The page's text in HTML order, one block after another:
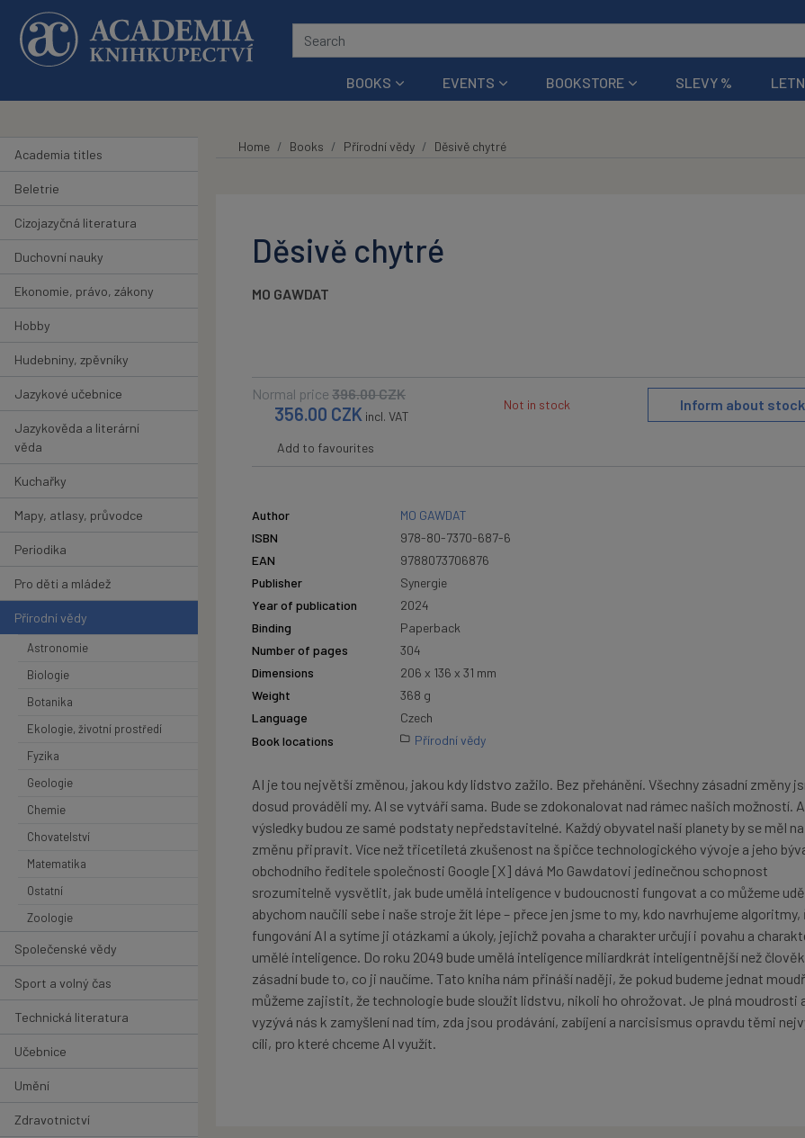
Skip to main content
BOOKS EVENTS BOOKSTORE SLEVY %
Academia titles
Beletrie
Cizojazyčná literatura
Duchovní nauky
Ekonomie, právo, zákony
Hobby
Hudebniny, zpěvníky
Jazykové učebnice
Jazykověda a literární
věda
Kuchařky
Mapy, atlasy, průvodce
Periodika
Pro děti a mládež
Přírodní vědy
Astronomie
Biologie
Botanika
Ekologie, životní prostředí
Fyzika
Geologie
Chemie
Chovatelství
Matematika
Ostatní
Zoologie
Společenské vědy
Sport a volný čas
Technická literatura
Učebnice
Umění
Zdravotnictví
Home Books Přírodní vědy Děsivě chytré
Děsivě chytré
MO GAWDAT
Normal price 396.00CZK
356.00 CZK incl. VAT
Not in stock Inform about
Add to favourites
Author
MO GAWDAT
ISBN
978-80-7370-687-6
EAN
9788073706876
Publisher
Synergie
Year of publication
2024
Binding
Paperback
Number of pages
304
Dimensions
206 x 136 x 31 mm
Weight
368 g
Language
Czech
Book locations
Přírodní vědy
AI je tou největší změnou, jakou kdy lidstvo zažilo. Bez přehánění. Všechny zásadní změny
dosud prováděli my. AI se vytváří sama. Bude se zdokonalovat nad rámec našich možností. A
výsledky budou ze samé podstaty nepředstavitelné. Každý obyvatel naší planety by se měl
změnu připravit. Více než třicetiletá zkušenost na špičce technologického vývoje a jeho
obchodního ředitele společnosti Google [X] dává Mo Gawdatovi jedinečnou schopnost
srozumitelně vysvětlit, jak bude umělá inteligence v budoucnosti fungovat a co můžeme
abychom naučili sebe i naše stroje žít lépe – přece jen jsme to my, kdo navrhujeme algoritmy,
fungování AI a sytíme ji otázkami a úkoly, jejichž povaha a charakter určují i povahu a
umělé inteligence. Do roku 2049 bude umělá inteligence miliardkrát inteligentnější než
zásadní bude to, co ji naučíme. Tato kniha nám přináší naději, že pokud budeme jednat
můžeme zajistit, že technologie bude sloužit lidstvu, nikoli ho ohrožovat. Je plná moudrosti
vyzývá nás k zamyšlení nad tím, zda jsou prodávání, zabíjení a narcisismus opravdu těmi
cíli, pro které chceme AI využít.